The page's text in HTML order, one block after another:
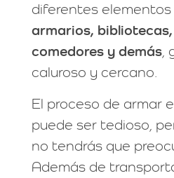
diferentes elementos
armarios, bibliotecas,
comedores y demás,
caluroso y cercano.
El proceso de armar
puede ser tedioso,
no tendrás que
Además de